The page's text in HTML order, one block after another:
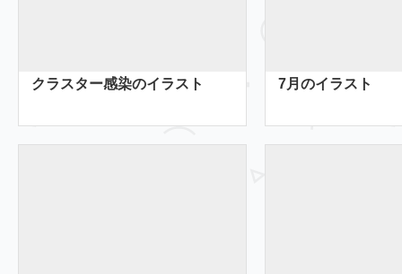
クラスター感染のイラスト 7月のイラスト